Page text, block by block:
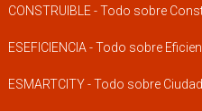
CONSTRUIBLE - Todo sobre
ESEFICIENCIA - Todo sobre
ESMARTCITY - Todo sobre